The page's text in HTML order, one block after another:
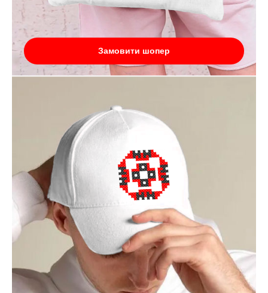
Замовити шопер